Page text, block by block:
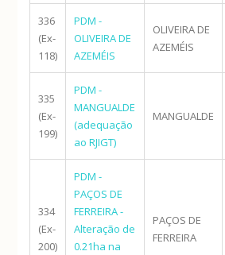
336
(Ex-
118)
PDM -
OLIVEIRA DE
AZEMÉIS
OLIVEIRA DE
AZEMÉIS
335
(Ex-
199)
PDM -
MANGUALDE
(adequação
ao RJIGT)
MANGUALDE
334
(Ex-
200)
PDM -
PAÇOS DE
FERREIRA -
Alteração de
0.21ha na
PAÇOS DE
FERREIRA